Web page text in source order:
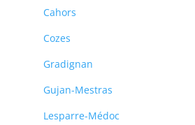
Cahors
Cozes
Gradignan
Gujan-Mestras
Lesparre-Médoc